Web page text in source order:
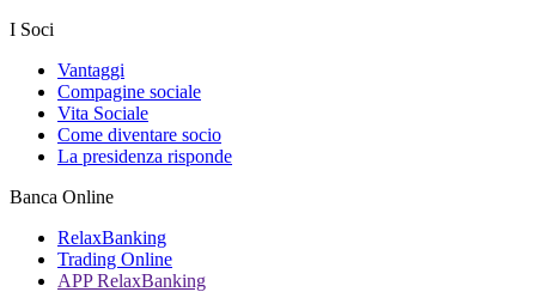
I Soci
Vantaggi
Compagine sociale
Vita Sociale
Come diventare socio
La presidenza risponde
Banca Online
RelaxBanking
Trading Online
APP RelaxBanking